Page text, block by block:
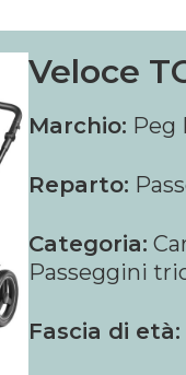
Veloce
Marchio: Peg
Reparto:
Categoria:
Passeggini
Fascia di età: